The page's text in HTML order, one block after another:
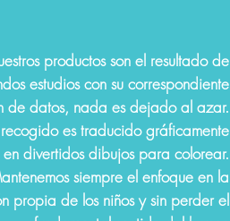
productos son el resultado de
estudios con su correspondiente
de datos, nada es dejado al azar.
es traducido gráficamente
en divertidos dibujos para colorear.
siempre el enfoque en la
propia de los niños y sin perder el